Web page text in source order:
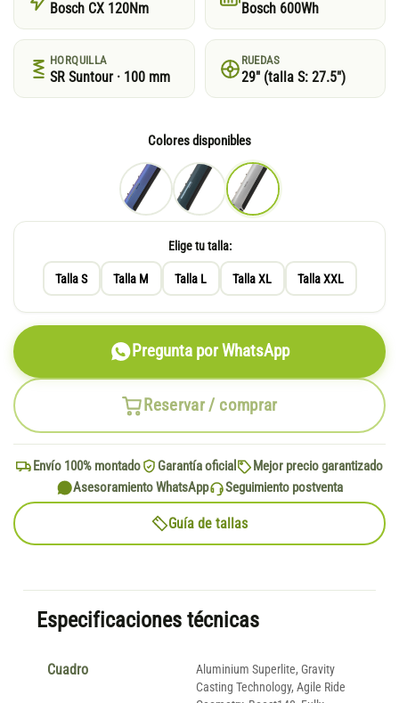
Bosch CX 120Nm Bosch 600Wh
HORQUILLA
SR Suntour · 100 mm
RUEDAS
29″ (talla S: 27.5″)
Colores disponibles
Elige tu talla:
Talla S Talla M Talla L Talla XL Talla XXL
Reservar / comprar
Pregunta por WhatsApp
Envío 100% montado Garantía oficial
Mejor precio garantizado
Asesoramiento WhatsApp
Seguimiento postventa
Guía de tallas
Especificaciones técnicas
Cuadro
Aluminium Superlite, Gravity
Casting Technology, Agile Ride